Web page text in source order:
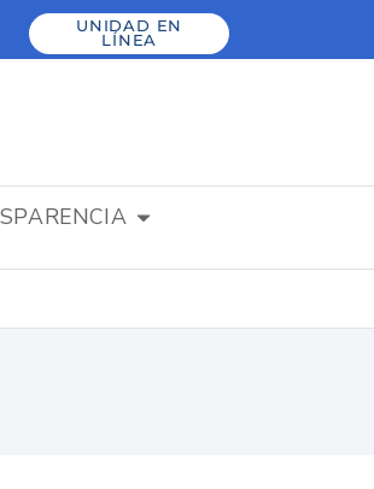
UNIDAD EN
LÍNEA